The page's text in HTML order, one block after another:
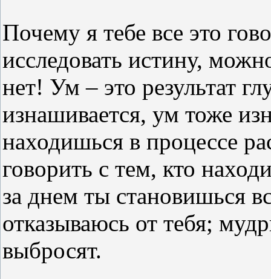
Почему я тебе все это
исследовать истину,
нет! Ум – это результат
изнашивается, ум тоже
находишься в процессе
говорить с тем, кто
за днем ты становишься
отказываюсь от тебя;
выбросят.